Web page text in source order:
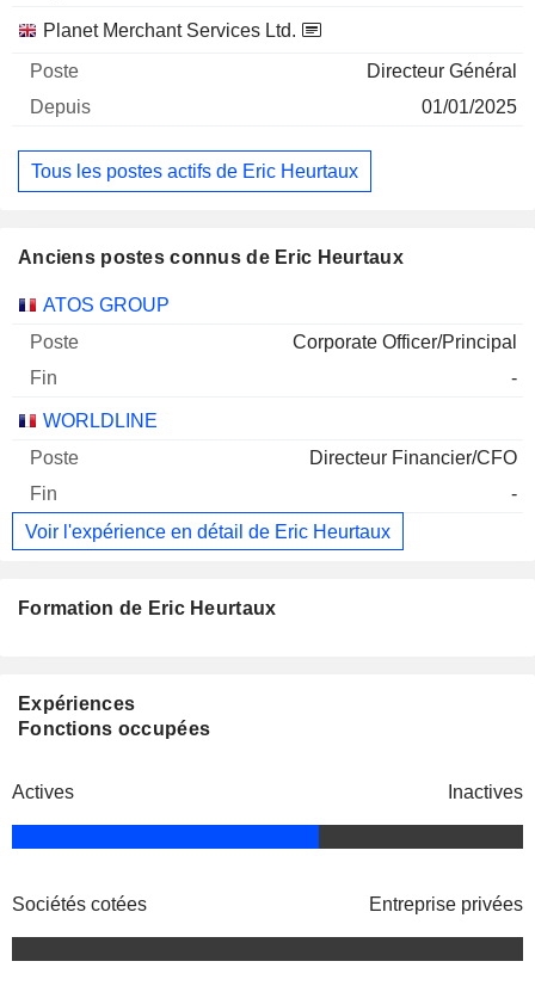
Planet Merchant Services Ltd.
Directeur Général
01/01/2025
Tous les postes actifs de Eric Heurtaux
Anciens postes connus de Eric Heurtaux
Sociétés Poste Fin
ATOS GROUP
Corporate Officer/Principal
-
WORLDLINE
Directeur Financier/CFO
-
Voir l'expérience en détail de Eric Heurtaux
Formation de Eric Heurtaux
Expériences
Fonctions occupées
Actives Inactives
Sociétés cotées Entreprise privées